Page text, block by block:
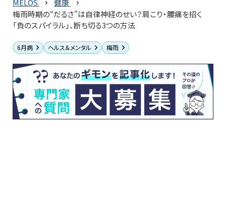
MELOS
健康
梅雨時期の“だるさ”は自律神経のせい？肩こり・腰痛を招く
「負のスパイラル」、断ち切る3つの方法
6月病 ヘルス＆メンタル 梅雨